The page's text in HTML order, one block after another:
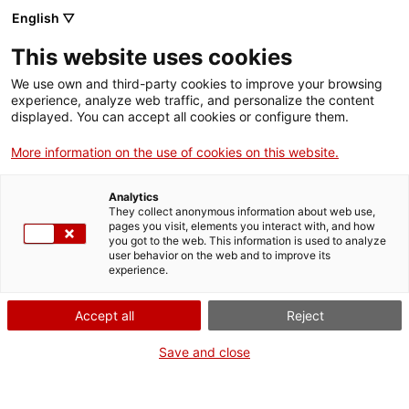
Més opcions
Cerca bàsica
frase exacta
fitxes de l'Optimot
castellà-català
verbs conjugats
Nova cerca
English ▽
This website uses cookies
We use own and third-party cookies to improve your browsing
experience, analyze web traffic, and personalize the content
displayed. You can accept all cookies or configure them.
More information on the use of cookies on this website.
Analytics
They collect anonymous information about web use,
pages you visit, elements you interact with, and how
you got to the web. This information is used to analyze
user behavior on the web and to improve its
experience.
Accept all Reject
Save and close